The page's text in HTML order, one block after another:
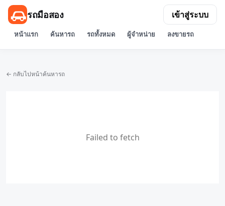
รถมือสอง
หน้าแรก ค้นหารถ รถทั้งหมด ผู้จำหน่าย ลงขายรถ
เข้าสู่ระบบ
← กลับไปหน้าค้นหารถ
Failed to fetch